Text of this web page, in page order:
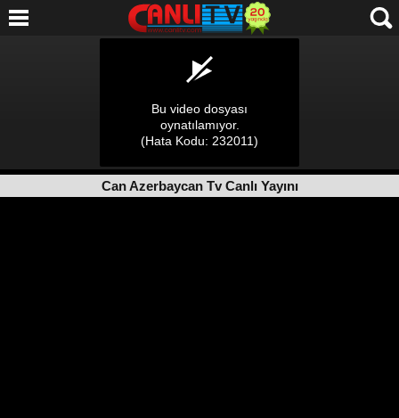
Can Azerbaycan Tv Canlı Yayını